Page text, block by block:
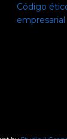
Código
empresarial